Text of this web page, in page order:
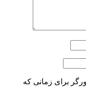
برای زمانی که